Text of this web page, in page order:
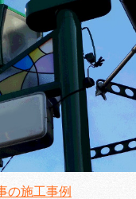
の施工事例